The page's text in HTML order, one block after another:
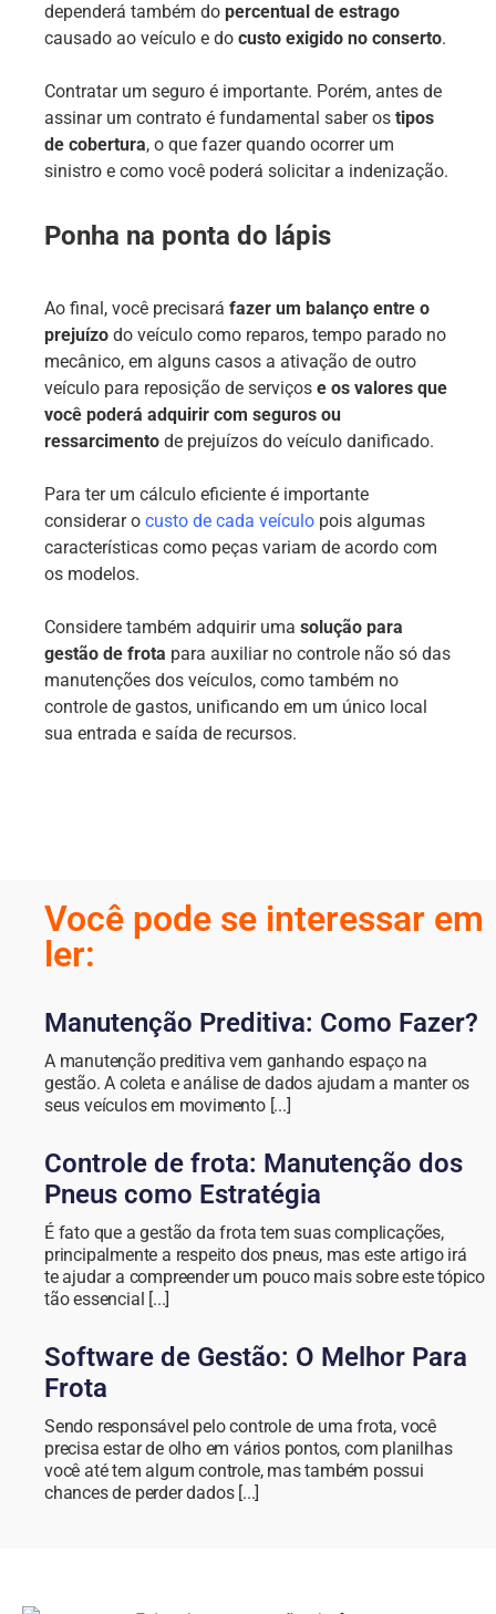
dependerá também do percentual de estrago
causado ao veículo e do custo exigido no conserto.
Contratar um seguro é importante. Porém, antes de
assinar um contrato é fundamental saber os tipos
de cobertura, o que fazer quando ocorrer um
sinistro e como você poderá solicitar a indenização.
Ponha na ponta do lápis
Ao final, você precisará fazer um balanço entre o
prejuízo do veículo como reparos, tempo parado no
mecânico, em alguns casos a ativação de outro
veículo para reposição de serviços e os valores que
você poderá adquirir com seguros ou
ressarcimento de prejuízos do veículo danificado.
Para ter um cálculo eficiente é importante
considerar o custo de cada veículo pois algumas
características como peças variam de acordo com
os modelos.
Considere também adquirir uma solução para
gestão de frota para auxiliar no controle não só das
manutenções dos veículos, como também no
controle de gastos, unificando em um único local
sua entrada e saída de recursos.
Você pode se interessar em
ler:
Manutenção Preditiva: Como Fazer?
A manutenção preditiva vem ganhando espaço na
gestão. A coleta e análise de dados ajudam a manter os
seus veículos em movimento [...]
Controle de frota: Manutenção dos
Pneus como Estratégia
É fato que a gestão da frota tem suas complicações,
principalmente a respeito dos pneus, mas este artigo irá
te ajudar a compreender um pouco mais sobre este tópico
tão essencial [...]
Software de Gestão: O Melhor Para
Frota
Sendo responsável pelo controle de uma frota, você
precisa estar de olho em vários pontos, com planilhas
você até tem algum controle, mas também possui
chances de perder dados [...]